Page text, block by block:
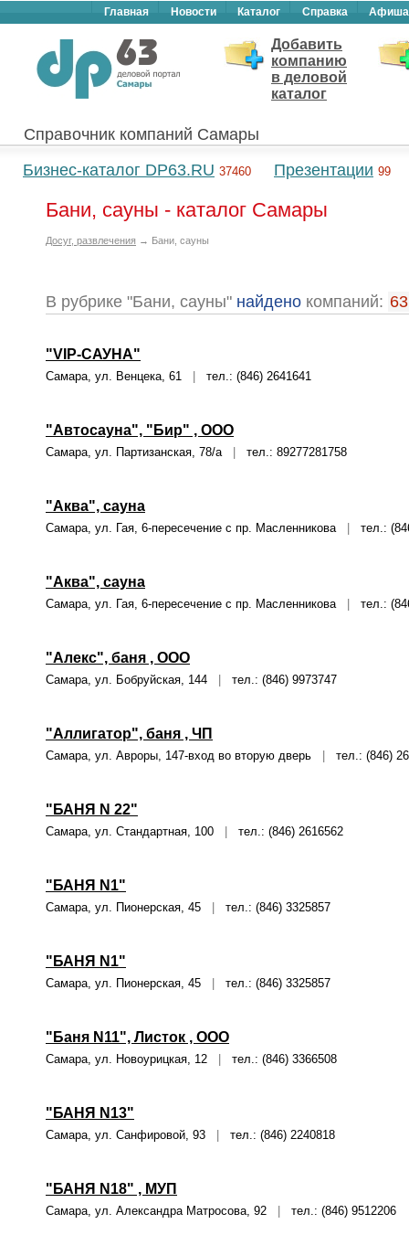
Главная Новости Каталог Справка Афиша
Добавить
компанию
в деловой
каталог
Справочник компаний Самары
Бизнес-каталог DP63.RU 37460 Презентации 99
Бани, сауны - каталог Самары
Досуг, развлечения → Бани, сауны
В рубрике "Бани, сауны" найдено компаний: 63
"VIP-САУНА"
Самара, ул. Венцека, 61 тел.: (846) 2641641
"Автосауна", "Бир" , ООО
Самара, ул. Партизанская, 78/а тел.: 89277281758
"Аква", сауна
Самара, ул. Гая, 6-пересечение с пр. Масленникова тел.:
"Аква", сауна
Самара, ул. Гая, 6-пересечение с пр. Масленникова тел.:
"Алекс", баня , ООО
Самара, ул. Бобруйская, 144 тел.: (846) 9973747
"Аллигатор", баня , ЧП
Самара, ул. Авроры, 147-вход во вторую дверь тел.: (846)
"БАНЯ N 22"
Самара, ул. Стандартная, 100 тел.: (846) 2616562
"БАНЯ N1"
Самара, ул. Пионерская, 45 тел.: (846) 3325857
"БАНЯ N1"
Самара, ул. Пионерская, 45 тел.: (846) 3325857
"Баня N11", Листок , ООО
Самара, ул. Новоурицкая, 12 тел.: (846) 3366508
"БАНЯ N13"
Самара, ул. Санфировой, 93 тел.: (846) 2240818
"БАНЯ N18" , МУП
Самара, ул. Александра Матросова, 92 тел.: (846) 9512206